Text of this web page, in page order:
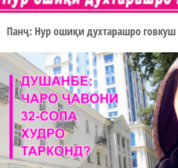
Панҷ: Нур ошиқи духтарашро говкуш